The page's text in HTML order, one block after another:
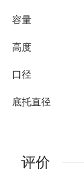
容量
高度
口径
底托直径
评价